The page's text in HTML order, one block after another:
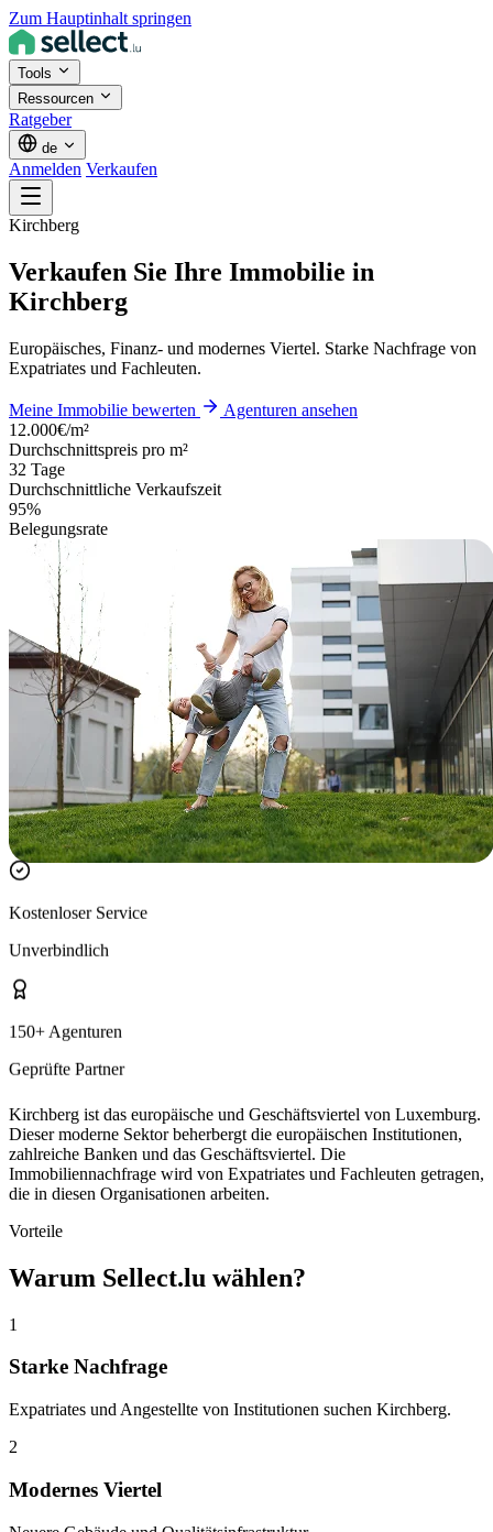
Zum Hauptinhalt springen
Tools
Ressourcen
Ratgeber
de
Anmelden Verkaufen
Kirchberg
Verkaufen Sie Ihre Immobilie in
Kirchberg
Europäisches, Finanz- und modernes Viertel. Starke Nachfrage von
Expatriates und Fachleuten.
Meine Immobilie bewerten
Agenturen ansehen
12.000€/m²
Durchschnittspreis pro m²
32 Tage
Durchschnittliche Verkaufszeit
95%
Belegungsrate
Kostenloser Service
Unverbindlich
150+ Agenturen
Geprüfte Partner
Kirchberg ist das europäische und Geschäftsviertel von Luxemburg.
Dieser moderne Sektor beherbergt die europäischen Institutionen,
zahlreiche Banken und das Geschäftsviertel. Die
Immobiliennachfrage wird von Expatriates und Fachleuten getragen,
die in diesen Organisationen arbeiten.
Vorteile
Warum Sellect.lu wählen?
1
Starke Nachfrage
Expatriates und Angestellte von Institutionen suchen Kirchberg.
2
Modernes Viertel